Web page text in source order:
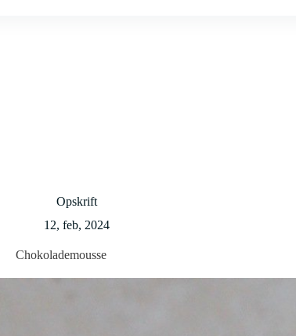
Opskrift
12, feb, 2024
Chokolademousse